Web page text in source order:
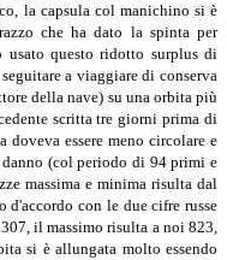
la capsula col manichino si è
che ha dato la spinta per
usato questo ridotto surplus di
a viaggiare di conserva
della nave) su una orbita più
scritta tre giorni prima di
doveva essere meno circolare e
(col periodo di 94 primi e
massima e minima risulta dal
con le due cifre russe
il massimo risulta a noi 823,
si è allungata molto essendo